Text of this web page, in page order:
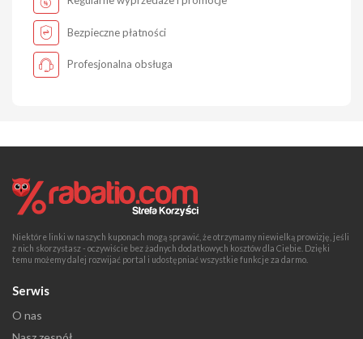
Bezpieczne płatności
Profesjonalna obsługa
Niektóre linki w naszych kuponach mogą sprawić, że otrzymamy niewielką prowizję, jeśli
z nich skorzystasz - oczywiście bez żadnych dodatkowych kosztów dla Ciebie. Dzięki
temu możemy dalej rozwijać portal i udostępniać wszystkie funkcje za darmo.
Serwis
O nas